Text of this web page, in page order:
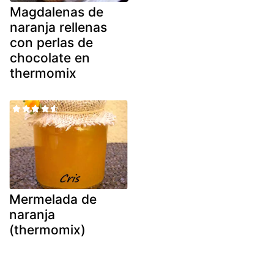
Magdalenas de
naranja rellenas
con perlas de
chocolate en
thermomix
Mermelada de
naranja
(thermomix)